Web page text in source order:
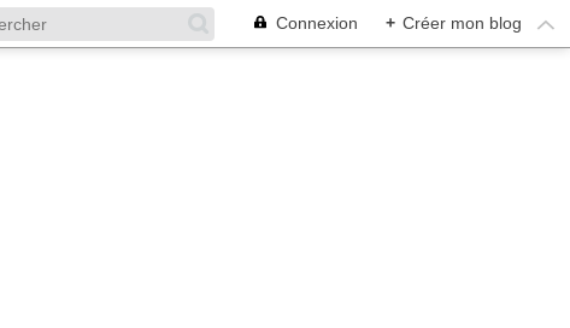
Connexion + Créer mon blog